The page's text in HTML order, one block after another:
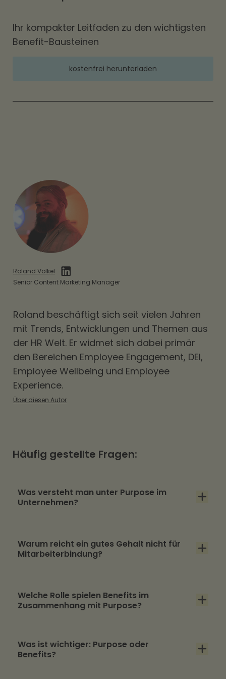
Ihr kompakter Leitfaden zu den wichtigsten
Benefit-Bausteinen
kostenfrei herunterladen
Roland Völkel
Senior Content Marketing Manager
Roland beschäftigt sich seit vielen Jahren
mit Trends, Entwicklungen und Themen aus
der HR Welt. Er widmet sich dabei primär
den Bereichen Employee Engagement, DEI,
Employee Wellbeing und Employee
Experience.
Über diesen Autor
Häufig gestellte Fragen:
Was versteht man unter Purpose im
Unternehmen?
und die Mission eines Unternehmens – über
wirtschaftliche Ziele hinaus.
Warum reicht ein gutes Gehalt nicht für
Mitarbeiterbindung?
emotional entsteht. Sinn, Werte und
Unternehmenskultur spielen eine
Welche Rolle spielen Benefits im
Zusammenhang mit Purpose?
Alltag erlebbar. Konkrete Beispiele: wie
Was ist wichtiger: Purpose oder
Benefits?